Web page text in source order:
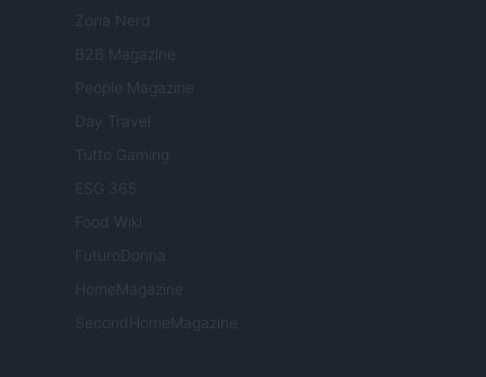
Zona Nerd
B2B Magazine
People Magazine
Day Travel
Tutto Gaming
ESG 365
Food Wiki
FuturoDonna
HomeMagazine
SecondHomeMagazine